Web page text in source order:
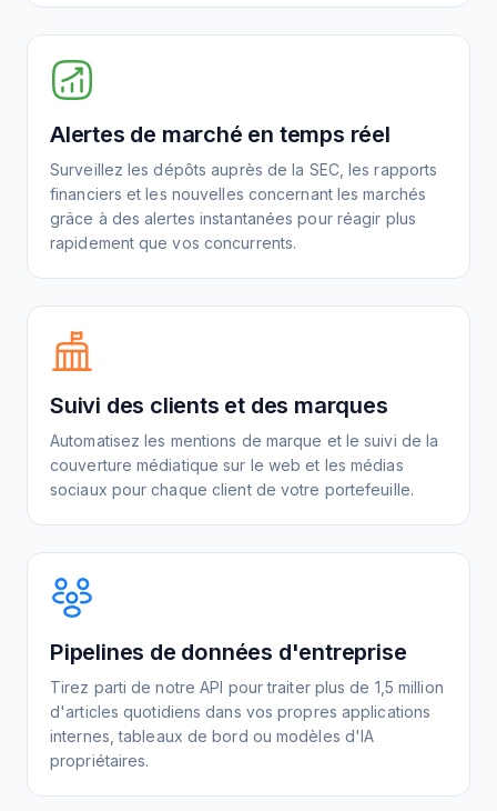
Alertes de marché en temps réel
Surveillez les dépôts auprès de la SEC, les rapports
financiers et les nouvelles concernant les marchés
grâce à des alertes instantanées pour réagir plus
rapidement que vos concurrents.
Suivi des clients et des marques
Automatisez les mentions de marque et le suivi de la
couverture médiatique sur le web et les médias
sociaux pour chaque client de votre portefeuille.
Pipelines de données d'entreprise
Tirez parti de notre API pour traiter plus de 1,5 million
d'articles quotidiens dans vos propres applications
internes, tableaux de bord ou modèles d'IA
propriétaires.